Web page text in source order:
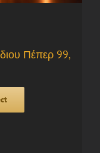
Πέπερ 99,